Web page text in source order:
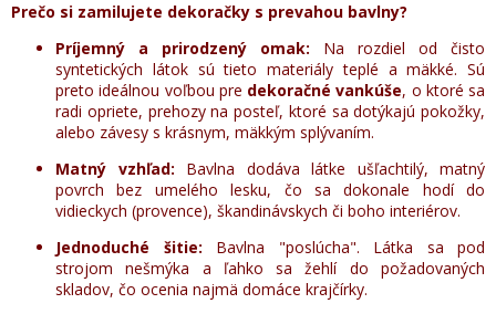
Prečo si zamilujete dekoračky s prevahou bavlny?
Príjemný a prirodzený omak: Na rozdiel od čisto
syntetických látok sú tieto materiály teplé a mäkké. Sú
preto ideálnou voľbou pre dekoračné vankúše, o ktoré sa
radi opriete, prehozy na posteľ, ktoré sa dotýkajú pokožky,
alebo závesy s krásnym, mäkkým splývaním.
Matný vzhľad: Bavlna dodáva látke ušľachtilý, matný
povrch bez umelého lesku, čo sa dokonale hodí do
vidieckych (provence), škandinávskych či boho interiérov.
Jednoduché šitie: Bavlna "poslúcha". Látka sa pod
strojom nešmýka a ľahko sa žehlí do požadovaných
skladov, čo ocenia najmä domáce krajčírky.